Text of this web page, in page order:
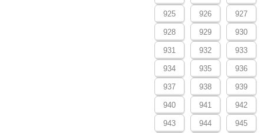
925 926 927
928 929 930
931 932 933
934 935 936
937 938 939
940 941 942
943 944 945